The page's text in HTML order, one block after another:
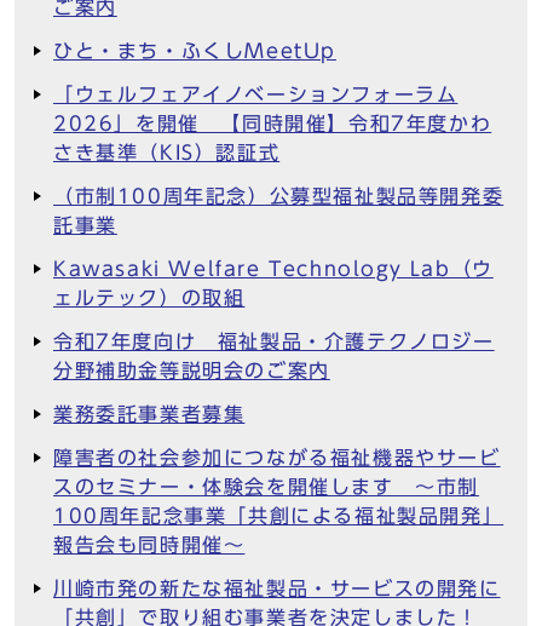
ご案内
ひと・まち・ふくしMeetUp
「ウェルフェアイノベーションフォーラム
2026」を開催 【同時開催】令和7年度かわ
さき基準（KIS）認証式
（市制100周年記念）公募型福祉製品等開発委
託事業
Kawasaki Welfare Technology Lab（ウ
ェルテック）の取組
令和7年度向け 福祉製品・介護テクノロジー
分野補助金等説明会のご案内
業務委託事業者募集
障害者の社会参加につながる福祉機器やサービ
スのセミナー・体験会を開催します ～市制
100周年記念事業「共創による福祉製品開発」
報告会も同時開催～
川崎市発の新たな福祉製品・サービスの開発に
「共創」で取り組む事業者を決定しました！